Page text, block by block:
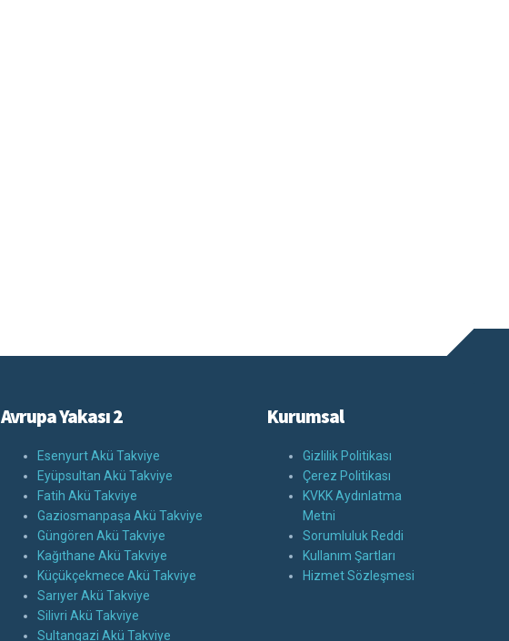
Avrupa Yakası 2
Esenyurt Akü Takviye
Eyüpsultan Akü Takviye
Fatih Akü Takviye
Gaziosmanpaşa Akü Takviye
Güngören Akü Takviye
Kağıthane Akü Takviye
Küçükçekmece Akü Takviye
Sarıyer Akü Takviye
Silivri Akü Takviye
Sultangazi Akü Takviye
Kurumsal
Gizlilik Politikası
Çerez Politikası
KVKK Aydınlatma
Metni
Sorumluluk Reddi
Kullanım Şartları
Hizmet Sözleşmesi